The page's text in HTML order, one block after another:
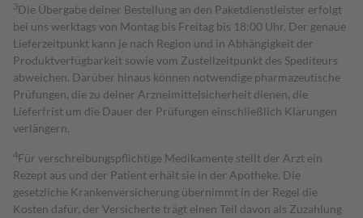
3Die Übergabe deiner Bestellung an den Paketdienstleister erfolgt
bei uns werktags von Montag bis Freitag bis 18:00 Uhr. Der genaue
Lieferzeitpunkt kann je nach Region und in Abhängigkeit der
Produktverfügbarkeit sowie vom Zustellzeitpunkt des Spediteurs
abweichen. Darüber hinaus können notwendige pharmazeutische
Prüfungen, die zu deiner Arzneimittelsicherheit dienen, die
Lieferfrist um die Dauer der Prüfungen einschließlich Klärungen
verlängern.
4Für verschreibungspflichtige Medikamente stellt der Arzt ein
Rezept aus und der Patient erhält sie in der Apotheke. Die
gesetzliche Krankenversicherung übernimmt in der Regel die
Kosten dafür, der Versicherte trägt einen Teil davon als Zuzahlung